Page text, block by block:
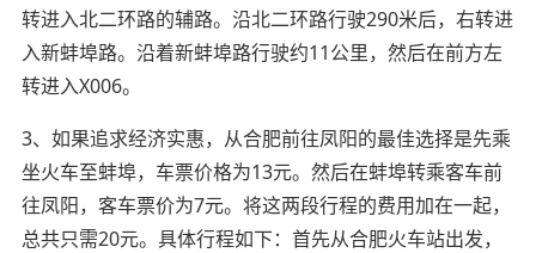
转进入北二环路的辅路。沿北二环路行驶290米后，右转进
入新蚌埠路。沿着新蚌埠路行驶约11公里，然后在前方左
转进入X006。
3、如果追求经济实惠，从合肥前往凤阳的最佳选择是先乘
坐火车至蚌埠，车票价格为13元。然后在蚌埠转乘客车前
往凤阳，客车票价为7元。将这两段行程的费用加在一起，
总共只需20元。具体行程如下：首先从合肥火车站出发，